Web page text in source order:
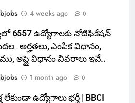
4 weeks ago 0
6557 ఉద్యోగాలకు నోటిఫికేషన్
| అర్హతలు, ఎంపిక విధానం,
అప్లై విధానం వివరాలు ఇవే..
1 month ago 0
లేకుండా ఉద్యోగాలు భర్తీ | BBCI